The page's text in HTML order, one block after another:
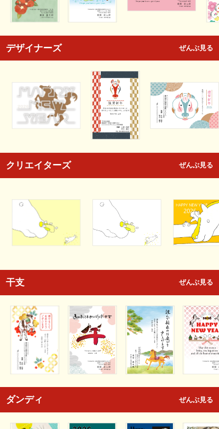
デザイナーズ ぜんぶ見る
クリエイターズ ぜんぶ見る
干支 ぜんぶ見る
ダンディ ぜんぶ見る